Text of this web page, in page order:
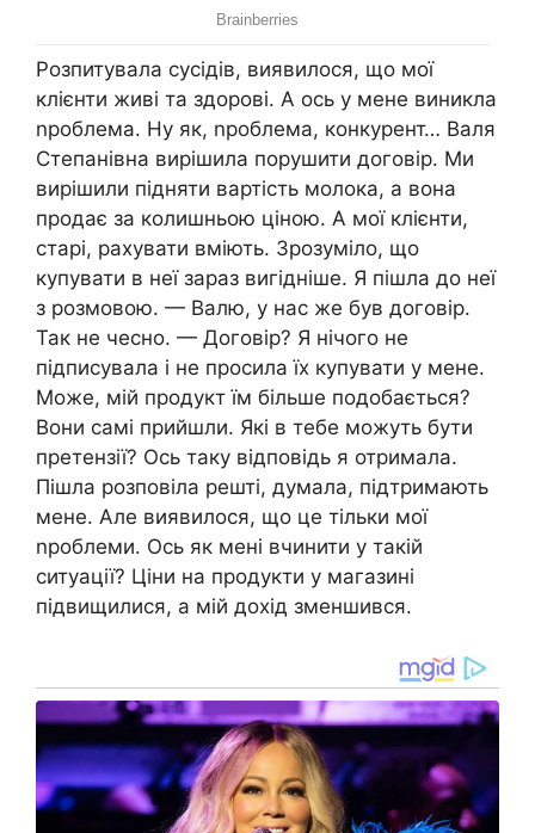
Розпитувала сусідів, виявилося, що мої
клієнти живі та здорові. А ось у мене виникла
nроблема. Ну як, nроблема, конкурент… Валя
Степанівна вирішила порушити договір. Ми
вирішили підняти вартість молока, а вона
продає за колишньою ціною. А мої клієнти,
старі, рахувати вміють. Зрозуміло, що
купувати в неї зараз вигідніше. Я пішла до неї
з розмовою. — Валю, у нас же був договір.
Так не чесно. — Договір? Я нічого не
підписувала і не просила їх купувати у мене.
Може, мій продукт їм більше подобається?
Вони самі прийшли. Які в тебе можуть бути
претензії? Ось таку відповідь я отримала.
Пішла розповіла решті, думала, підтримають
мене. Але виявилося, що це тільки мої
nроблеми. Ось як мені вчинити у такій
ситуації? Ціни на продукти у магазині
підвищилися, а мій дохід зменшився.